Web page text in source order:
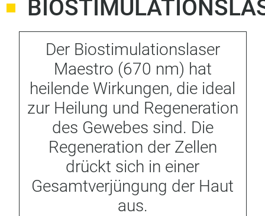
Der Biostimulationslaser
Maestro (670 nm) hat
heilende Wirkungen, die ideal
zur Heilung und Regeneration
des Gewebes sind. Die
Regeneration der Zellen
drückt sich in einer
Gesamtverjüngung der Haut
aus.